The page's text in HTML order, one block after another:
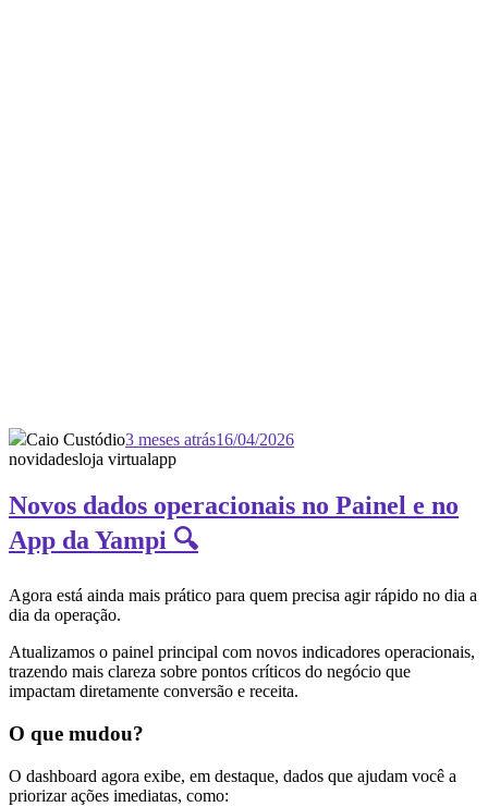
Caio Custódio3 meses atrás16/04/2026
novidadesloja virtualapp
Novos dados operacionais no Painel e no
App da Yampi 🔍
Agora está ainda mais prático para quem precisa agir rápido no dia a
dia da operação.
Atualizamos o painel principal com novos indicadores operacionais,
trazendo mais clareza sobre pontos críticos do negócio que
impactam diretamente conversão e receita.
O que mudou?
O dashboard agora exibe, em destaque, dados que ajudam você a
priorizar ações imediatas, como: